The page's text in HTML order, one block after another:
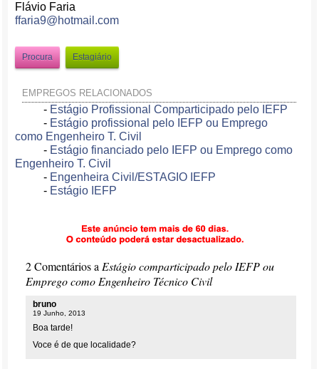
Flávio Faria
ffaria9@hotmail.com
Procura Estagiário
EMPREGOS RELACIONADOS
- Estágio Profissional Comparticipado pelo IEFP
- Estágio profissional pelo IEFP ou Emprego
como Engenheiro T. Civil
- Estágio financiado pelo IEFP ou Emprego como
Engenheiro T. Civil
- Engenheira Civil/ESTAGIO IEFP
- Estágio IEFP
2 Comentários a Estágio comparticipado pelo IEFP ou
Emprego como Engenheiro Técnico Civil
bruno
19 Junho, 2013
Boa tarde!
Voce é de que localidade?